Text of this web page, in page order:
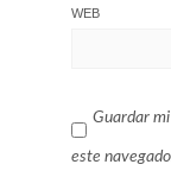
WEB
Guardar
este